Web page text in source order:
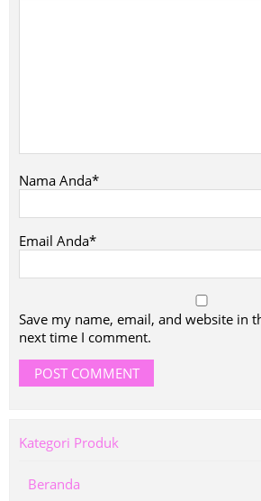
Nama Anda*
Email Anda*
Save my name, email, and website in
next time I comment.
Kategori Produk
Beranda